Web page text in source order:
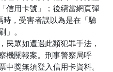
信用卡號」；後續當網頁彈
，受害者誤以為是在「驗
」。
民眾如遭遇此類犯罪手法，
機關報案。刑事警察局呼
中獎無須登入信用卡資料。